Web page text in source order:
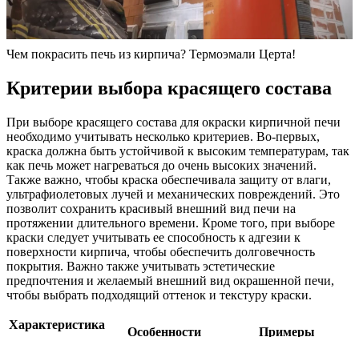
Чем покрасить печь из кирпича? Термоэмали Церта!
Критерии выбора красящего состава
При выборе красящего состава для окраски кирпичной печи
необходимо учитывать несколько критериев. Во-первых,
краска должна быть устойчивой к высоким температурам, так
как печь может нагреваться до очень высоких значений.
Также важно, чтобы краска обеспечивала защиту от влаги,
ультрафиолетовых лучей и механических повреждений. Это
позволит сохранить красивый внешний вид печи на
протяжении длительного времени. Кроме того, при выборе
краски следует учитывать ее способность к адгезии к
поверхности кирпича, чтобы обеспечить долговечность
покрытия. Важно также учитывать эстетические
предпочтения и желаемый внешний вид окрашенной печи,
чтобы выбрать подходящий оттенок и текстуру краски.
Характеристика
Особенности Примеры